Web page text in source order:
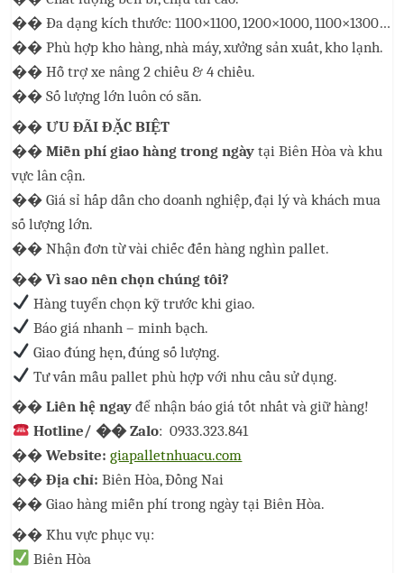
�� Đa dạng kích thước: 1100×1100, 1200×1000, 1100×1300…
�� Phù hợp kho hàng, nhà máy, xưởng sản xuất, kho lạnh.
�� Hỗ trợ xe nâng 2 chiều & 4 chiều.
�� Số lượng lớn luôn có sẵn.
�� ƯU ĐÃI ĐẶC BIỆT
�� Miễn phí giao hàng trong ngày tại Biên Hòa và khu
vực lân cận.
�� Giá sỉ hấp dẫn cho doanh nghiệp, đại lý và khách mua
số lượng lớn.
�� Nhận đơn từ vài chiếc đến hàng nghìn pallet.
�� Vì sao nên chọn chúng tôi?
Hàng tuyển chọn kỹ trước khi giao.
Báo giá nhanh – minh bạch.
Giao đúng hẹn, đúng số lượng.
Tư vấn mẫu pallet phù hợp với nhu cầu sử dụng.
�� Liên hệ ngay để nhận báo giá tốt nhất và giữ hàng!
Hotline/��Zalo: 0933.323.841
�� Website: giapalletnhuacu.com
�� Địa chỉ: Biên Hòa, Đồng Nai
�� Giao hàng miễn phí trong ngày tại Biên Hòa.
�� Khu vực phục vụ:
Biên Hòa